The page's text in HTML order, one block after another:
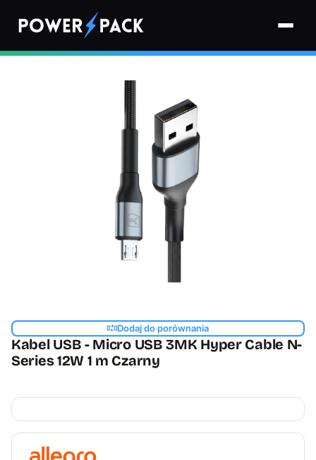
Strona główna›Kable›
Kabel USB - Micro USB 3MK Hyper Cable N-Series 12W 1 m Czarny
Dodaj do porównania
Kabel USB - Micro USB 3MK Hyper Cable N-
Series 12W 1 m Czarny